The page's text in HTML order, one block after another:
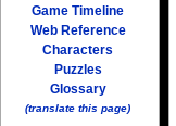
Game Timeline
Web Reference
Characters
Puzzles
Glossary
(translate this page)